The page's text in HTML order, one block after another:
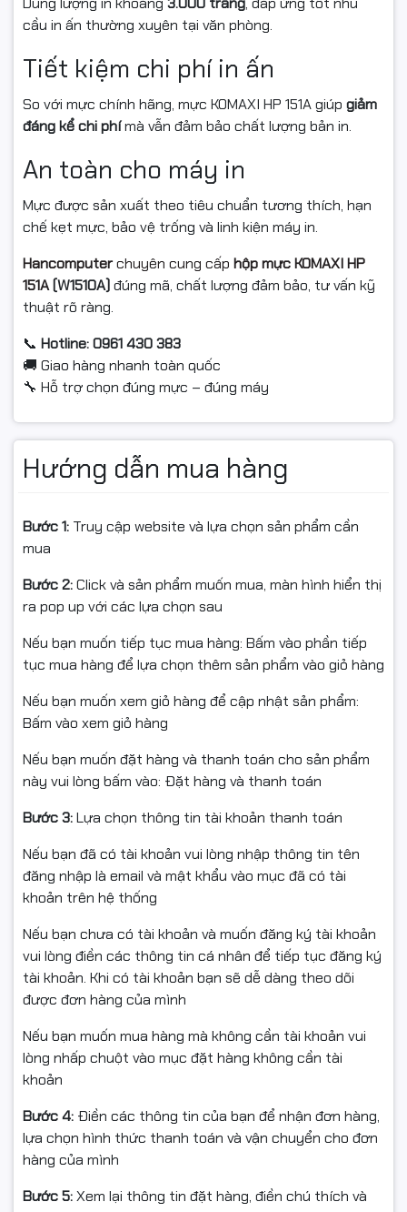
cầu in ấn thường xuyên tại văn phòng.
Tiết kiệm chi phí in ấn
So với mực chính hãng, mực KOMAXI HP 151A giúp giảm
đáng kể chi phímà vẫn đảm bảo chất lượng bản in.
An toàn cho máy in
Mực được sản xuất theo tiêu chuẩn tương thích, hạn
chế kẹt mực, bảo vệ trống và linh kiện máy in.
Hancomputerchuyên cung cấp hộp mực KOMAXI HP
151A(W1510A)đúng mã, chất lượng đảm bảo, tư vấn kỹ
thuật rõ ràng.
📞 Hotline: 0961 430 383
🚚 Giao hàng nhanh toàn quốc
🔧 Hỗ trợ chọn đúng mực – đúng máy
Hướng dẫn mua hàng
Bước 1: Truy cập website và lựa chọn sản phẩm cần
mua
Bước 2:Click và sản phẩm muốn mua, màn hình hiển thị
ra pop up với các lựa chọn sau
Nếu bạn muốn tiếp tục mua hàng: Bấm vào phần tiếp
tục mua hàng để lựa chọn thêm sản phẩm vào giỏ hàng
Nếu bạn muốn xem giỏ hàng để cập nhật sản phẩm:
Bấm vào xem giỏ hàng
Nếu bạn muốn đặt hàng và thanh toán cho sản phẩm
này vui lòng bấm vào: Đặt hàng và thanh toán
Bước 3:Lựa chọn thông tin tài khoản thanh toán
Nếu bạn đã có tài khoản vui lòng nhập thông tin tên
đăng nhập là email và mật khẩu vào mục đã có tài
khoản trên hệ thống
Nếu bạn chưa có tài khoản và muốn đăng ký tài khoản
vui lòng điền các thông tin cá nhân để tiếp tục đăng ký
tài khoản. Khi có tài khoản bạn sẽ dễ dàng theo dõi
được đơn hàng của mình
Nếu bạn muốn mua hàng mà không cần tài khoản vui
lòng nhấp chuột vào mục đặt hàng không cần tài
khoản
Bước 4: Điền các thông tin của bạn để nhận đơn hàng,
lựa chọn hình thức thanh toán và vận chuyển cho đơn
hàng của mình
Bước 5:Xem lại thông tin đặt hàng, điền chú thích và